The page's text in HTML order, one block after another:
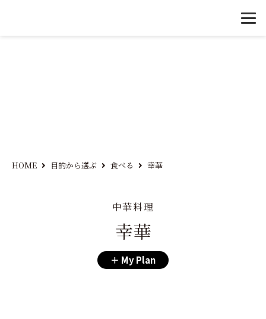
HOME 目的から選ぶ 食べる 幸華
中華料理
幸華
My Plan